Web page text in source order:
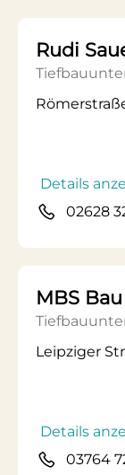
Rudi
Details
02628
MBS
Leipziger
Details
03764